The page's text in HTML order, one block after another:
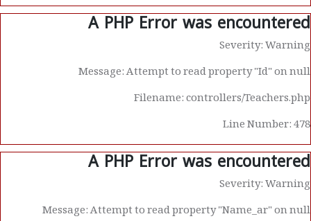
A PHP Error was encountered
Severity: Warning
Message: Attempt to read property "Id" on null
Filename: controllers/Teachers.php
Line Number: 478
A PHP Error was encountered
Severity: Warning
Message: Attempt to read property "Name_ar" on null